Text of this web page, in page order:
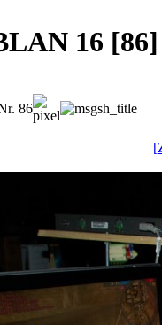
16 [86]
86